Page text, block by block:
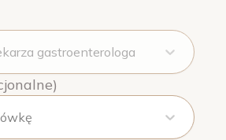
gastroenterologa